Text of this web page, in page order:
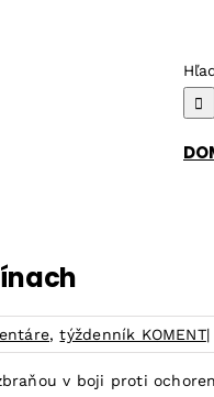
,týždenník KOMENT|
v boji proti